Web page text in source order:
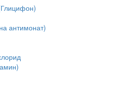
антимонат)